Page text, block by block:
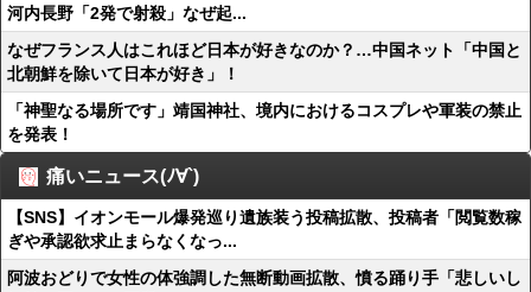
河内長野「2発で射殺」なぜ起...
なぜフランス人はこれほど日本が好きなのか？…中国ネット「中国と
北朝鮮を除いて日本が好き」！
「神聖なる場所です」靖国神社、境内におけるコスプレや軍装の禁止
を発表！
痛いニュース(ﾉ∀`)
【SNS】イオンモール爆発巡り遺族装う投稿拡散、投稿者「閲覧数稼
ぎや承認欲求止まらなくなっ...
阿波おどりで女性の体強調した無断動画拡散、憤る踊り手「悲しいし